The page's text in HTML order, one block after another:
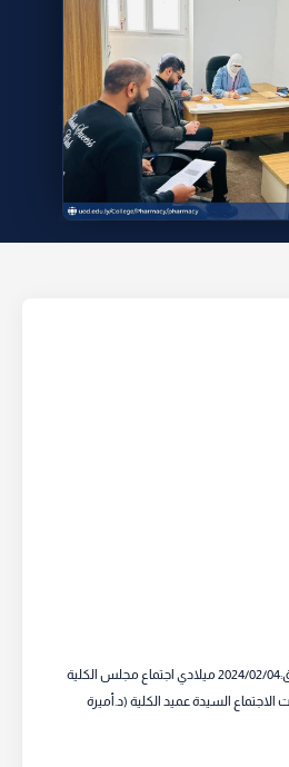
انعقد صباح يوم الأحد الموافق:2024/02/04 ميلادي اجتماع مجلس الكلية
حيث أفتتحت الاجتماع السيدة عميد الكلية (د.أميرة